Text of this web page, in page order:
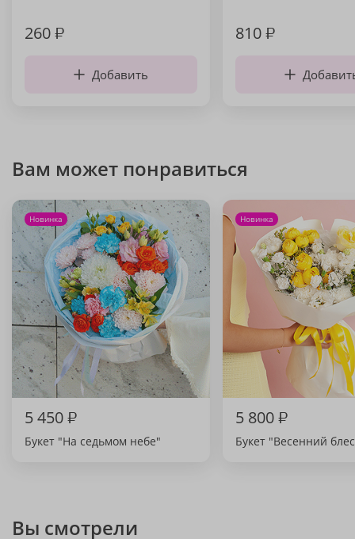
260₽
Добавить
810₽
Вам может понравиться
Новинка
5 450₽
Букет "На седьмом небе"
Новинка
5 800₽
Букет "Весенний
Вы смотрели